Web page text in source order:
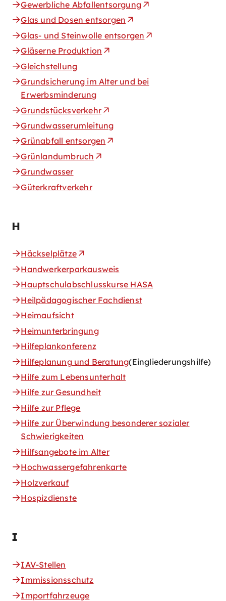
Gewerbliche Abfallentsorgung
Glas und Dosen entsorgen
Glas- und Steinwolle entsorgen
Gläserne Produktion
Gleichstellung
Grundsicherung im Alter und bei
Erwerbsminderung
Grundstücksverkehr
Grundwasserumleitung
Grünabfall entsorgen
Grünlandumbruch
Grundwasser
Güterkraftverkehr
H
Häckselplätze
Handwerkerparkausweis
Hauptschulabschlusskurse HASA
Heilpädagogischer Fachdienst
Heimaufsicht
Heimunterbringung
Hilfeplankonferenz
Hilfeplanung und Beratung(Eingliederungshilfe)
Hilfe zum Lebensunterhalt
Hilfe zur Gesundheit
Hilfe zur Pflege
Hilfe zur Überwindung besonderer sozialer
Schwierigkeiten
Hilfsangebote im Alter
Hochwassergefahrenkarte
Holzverkauf
Hospizdienste
I
IAV-Stellen
Immissionsschutz
Importfahrzeuge